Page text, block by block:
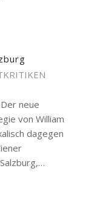
neue
von William
dagegen